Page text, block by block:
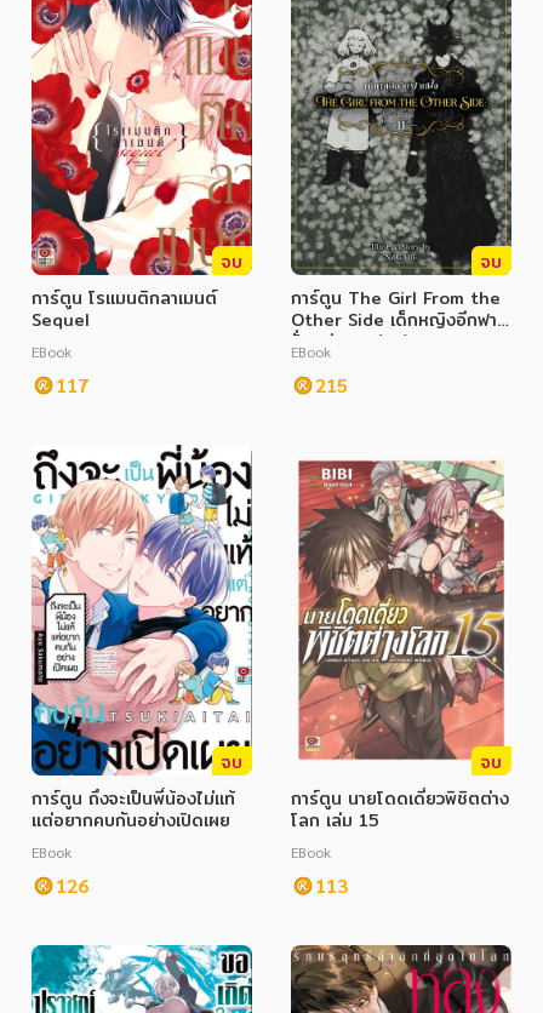
จบ
การ์ตูน โรแมนติกลาเมนต์
Sequel
EBook
117
จบ
การ์ตูน The Girl From the
Other Side เด็กหญิงอีกฟาก
ฝั่ง เล่ม 11 (จบ)
EBook
215
จบ
การ์ตูน ถึงจะเป็นพี่น้องไม่แท้
แต่อยากคบกันอย่างเปิดเผย
EBook
126
จบ
การ์ตูน นายโดดเดี่ยวพิชิตต่าง
โลก เล่ม 15
EBook
113